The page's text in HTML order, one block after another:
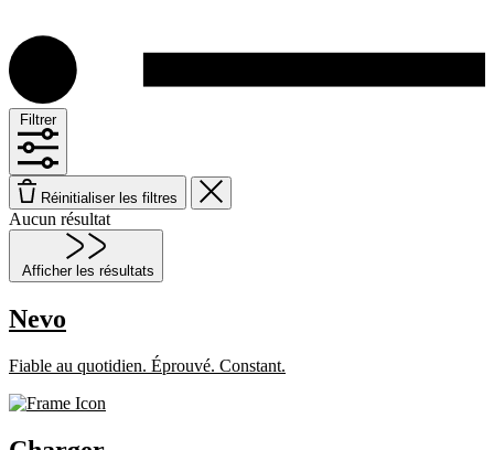
Filtrer
Réinitialiser les filtres
Aucun résultat
Afficher les résultats
Nevo
Fiable au quotidien. Éprouvé. Constant.